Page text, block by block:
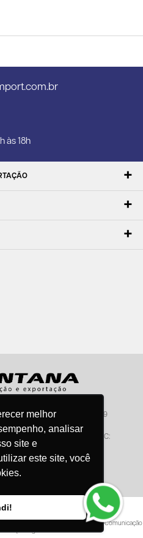
melhor
analisar
site e
este site, você
às 18h
- CNPJ:57.464.653/0001-49
úteis, das 08:15hs às 18:00hs
SAC:
direitos reservados
- Tecnologia e Comunicação